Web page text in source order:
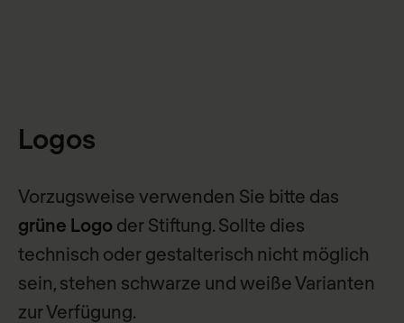
Logos
Vorzugsweise verwenden Sie bitte das
grüne Logo der Stiftung. Sollte dies
technisch oder gestalterisch nicht möglich
sein, stehen schwarze und weiße Varianten
zur Verfügung.